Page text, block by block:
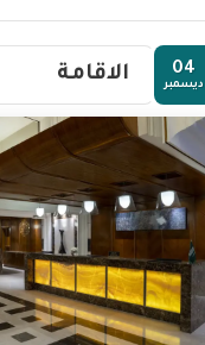
04
ديسمبر الاقامة